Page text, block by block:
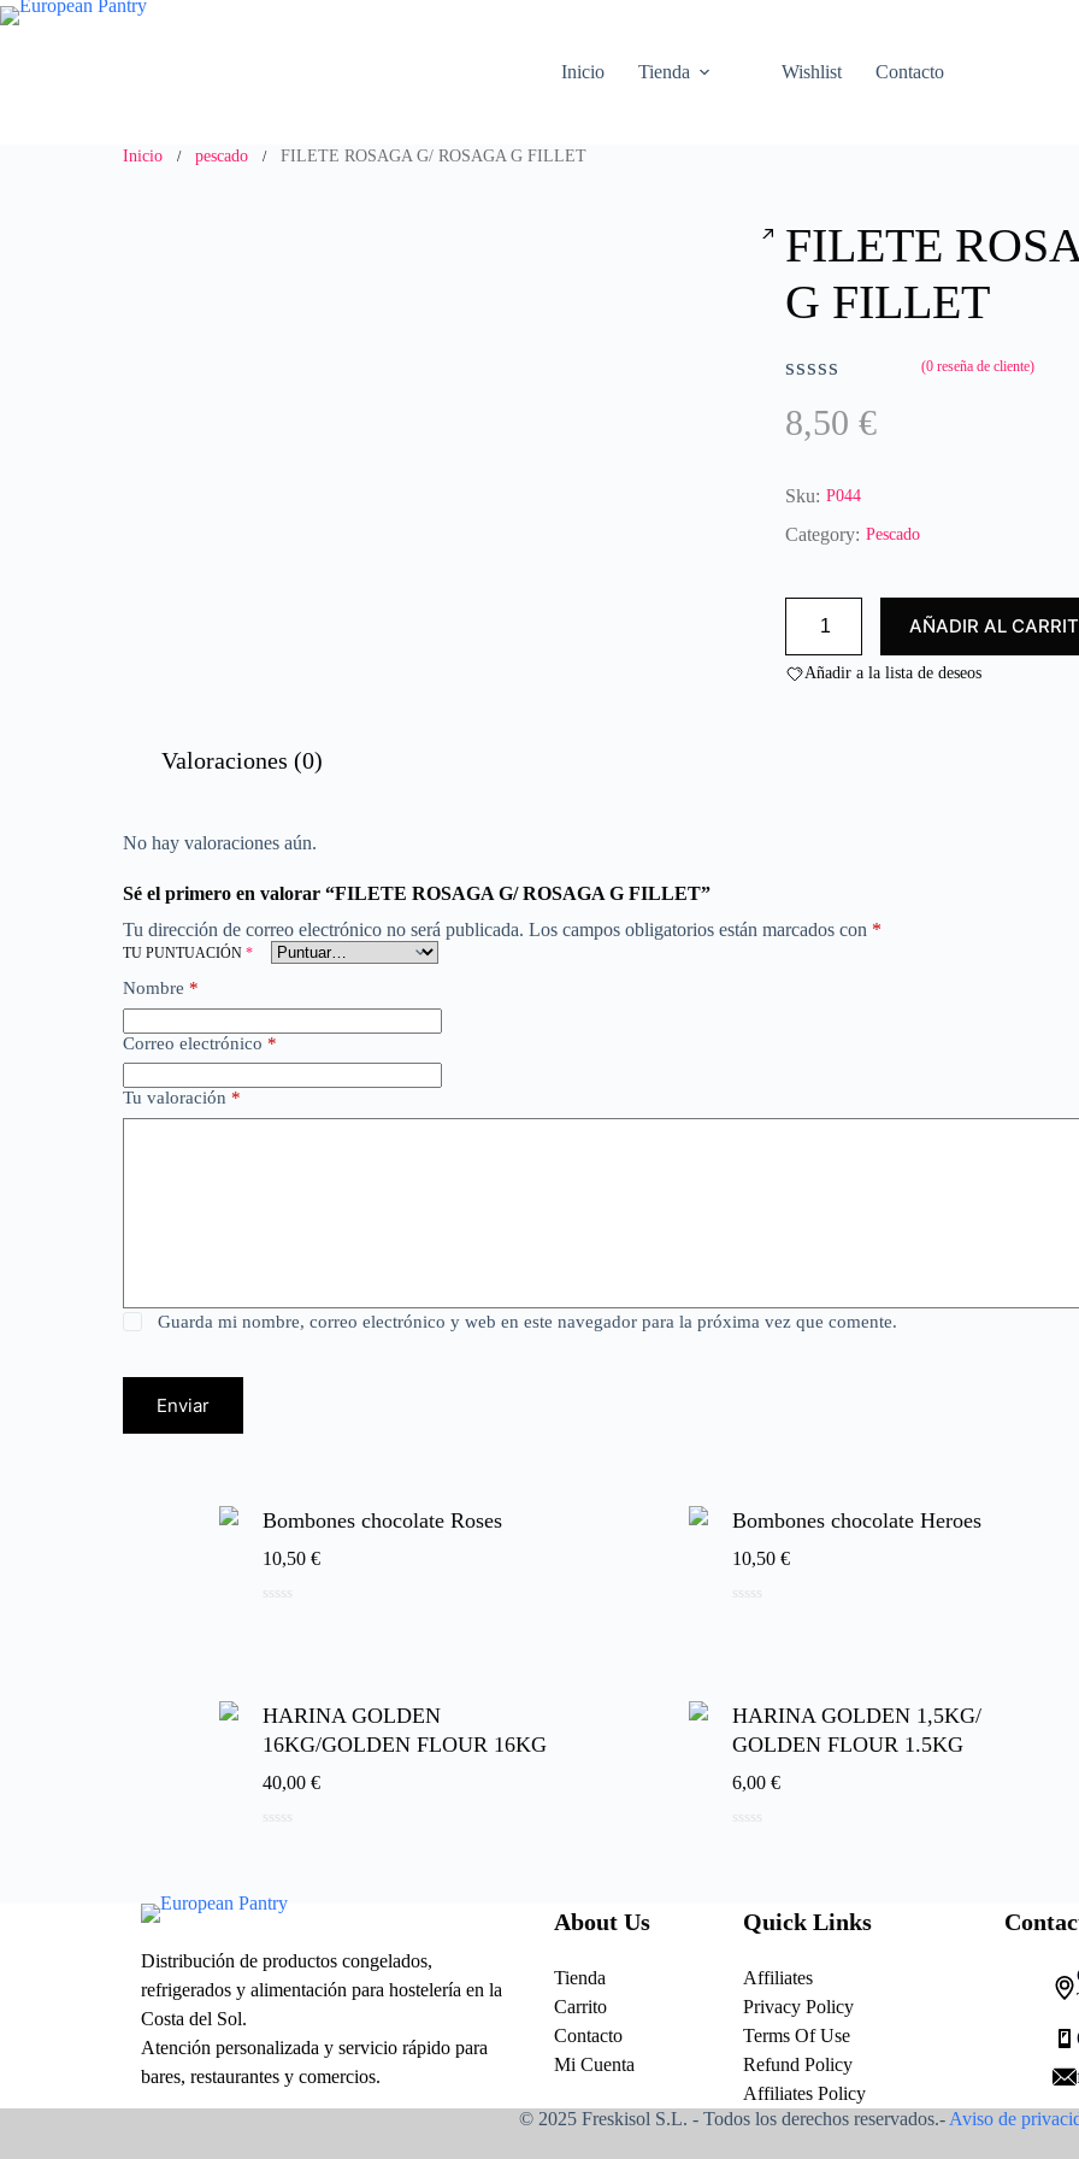
Saltar
al
Inicio
Tienda Wishlist Contacto
Inicio / pescado / FILETE ROSAGA G/ ROSAGA G FILLET
FILETE
G FILLET
a
r
a
d
c
0
(0 reseña de cliente)
8,50 €
Sku: P044
Category: Pescado
ROSAGA
ROSAGA
AÑADIR AL
Añadir a la lista de deseos
Valoraciones (0)
No hay valoraciones aún.
Sé el primero en valorar “FILETE ROSAGA G/ ROSAGA G FILLET”
Tu dirección de correo electrónico no será publicada. Los campos obligatorios están marcados con *
TU PUNTUACIÓN *
Nombre *
Correo electrónico *
Tu valoración *
Guarda mi nombre, correo electrónico y web en este navegador para la próxima vez que comente.
Enviar
Bombones chocolate Roses
10,50 €
Bombones chocolate Heroes
10,50 €
HARINA GOLDEN
16KG/GOLDEN FLOUR 16KG
40,00 €
5
HARINA GOLDEN 1,5KG/
GOLDEN FLOUR 1.5KG
6,00 €
Distribución de productos congelados,
refrigerados y alimentación para hostelería en la
Costa del Sol.
Atención personalizada y servicio rápido para
bares, restaurantes y comercios.
About Us
Tienda
Carrito
Contacto
Mi Cuenta
Quick Links
Affiliates
Privacy Policy
Terms Of Use
Refund Policy
Affiliates Policy
© 2025 Freskisol S.L. - Todos los derechos reservados.- Aviso de